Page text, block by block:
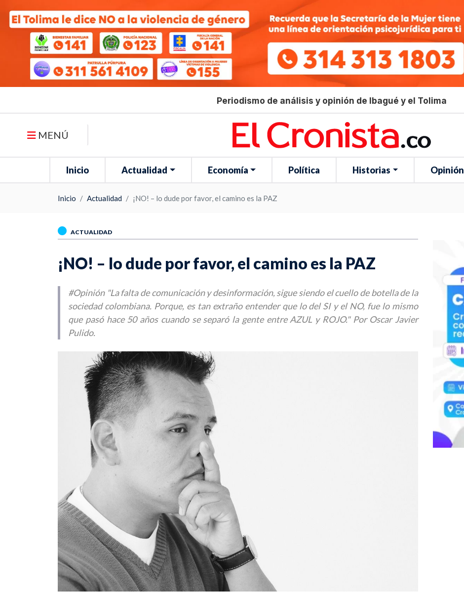
Periodismo de análisis y opinión de Ibagué y el Tolima
MENÚ
Inicio Actualidad Economía Política Historias Opinión
Inicio Actualidad ¡NO! – lo dude por favor, el camino es la PAZ
ACTUALIDAD
¡NO! – lo dude por favor, el camino es la PAZ
#Opinión "La falta de comunicación y desinformación, sigue siendo el cuello de botella de la
sociedad colombiana. Porque, es tan extraño entender que lo del SI y el NO, fue lo mismo
que pasó hace 50 años cuando se separó la gente entre AZUL y ROJO." Por Oscar Javier
Pulido.